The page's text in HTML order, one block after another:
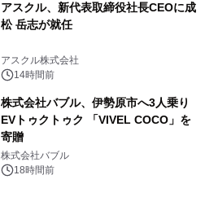
アスクル、新代表取締役社長CEOに成
松 岳志が就任
アスクル株式会社
14時間前
株式会社バブル、伊勢原市へ3人乗り
EVトゥクトゥク 「VIVEL COCO」を
寄贈
株式会社バブル
18時間前